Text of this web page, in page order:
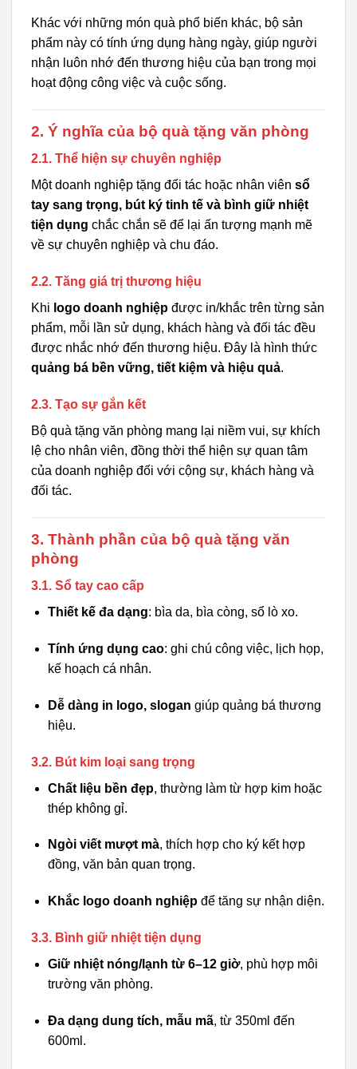
Khác với những món quà phổ biến khác, bộ sản
phẩm này có tính ứng dụng hàng ngày, giúp người
nhận luôn nhớ đến thương hiệu của bạn trong mọi
hoạt động công việc và cuộc sống.
2. Ý nghĩa của bộ quà tặng văn phòng
2.1. Thể hiện sự chuyên nghiệp
Một doanh nghiệp tặng đối tác hoặc nhân viên sổ
tay sang trọng, bút ký tinh tế và bình giữ nhiệt
tiện dụng chắc chắn sẽ để lại ấn tượng mạnh mẽ
về sự chuyên nghiệp và chu đáo.
2.2. Tăng giá trị thương hiệu
Khi logo doanh nghiệp được in/khắc trên từng sản
phẩm, mỗi lần sử dụng, khách hàng và đối tác đều
được nhắc nhớ đến thương hiệu. Đây là hình thức
quảng bá bền vững, tiết kiệm và hiệu quả.
2.3. Tạo sự gắn kết
Bộ quà tặng văn phòng mang lại niềm vui, sự khích
lệ cho nhân viên, đồng thời thể hiện sự quan tâm
của doanh nghiệp đối với cộng sự, khách hàng và
đối tác.
3. Thành phần của bộ quà tặng văn
phòng
3.1. Sổ tay cao cấp
Thiết kế đa dạng: bìa da, bìa còng, sổ lò xo.
Tính ứng dụng cao: ghi chú công việc, lịch họp,
kế hoạch cá nhân.
Dễ dàng in logo, slogan giúp quảng bá thương
hiệu.
3.2. Bút kim loại sang trọng
Chất liệu bền đẹp, thường làm từ hợp kim hoặc
thép không gỉ.
Ngòi viết mượt mà, thích hợp cho ký kết hợp
đồng, văn bản quan trọng.
Khắc logo doanh nghiệpđể tăng sự nhận diện.
3.3. Bình giữ nhiệt tiện dụng
Giữ nhiệt nóng/lạnh từ 6–12 giờ, phù hợp môi
trường văn phòng.
Đa dạng dung tích, mẫu mã, từ 350ml đến
600ml.